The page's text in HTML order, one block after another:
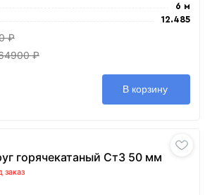
6 м
12.485
₽
₽
В корзину
горячекатаный Ст3 50 мм
заказ